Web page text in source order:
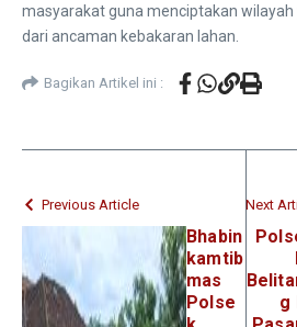
masyarakat guna menciptakan
dari ancaman kebakaran lahan.
Bagikan Artikel ini :
Previous Article
Bhabin
kamtib
mas
Polse
Next
g